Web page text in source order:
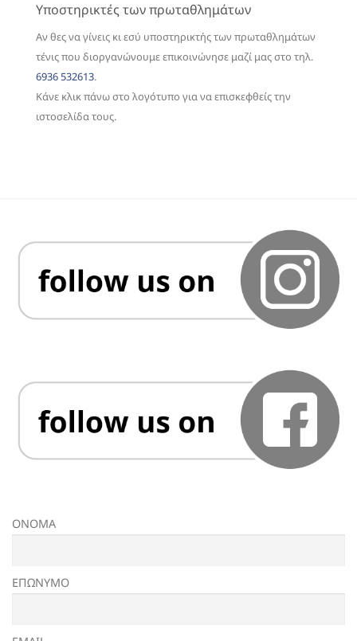
Υποστηρικτές των πρωταθλημάτων
Αν θες να γίνεις κι εσύ υποστηρικτής των πρωταθλημάτων
τένις που διοργανώνουμε επικοινώνησε μαζί μας στο τηλ.
6936 532613.
Κάνε κλικ πάνω στο λογότυπο για να επισκεφθείς την
ιστοσελίδα τους.
ΟΝΟΜΑ
ΕΠΩΝΥΜΟ